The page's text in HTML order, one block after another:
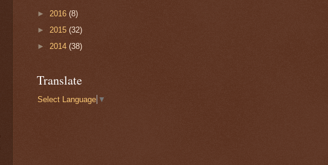
► 2016 (8)
► 2015 (32)
► 2014 (38)
Translate
Select Language ▼